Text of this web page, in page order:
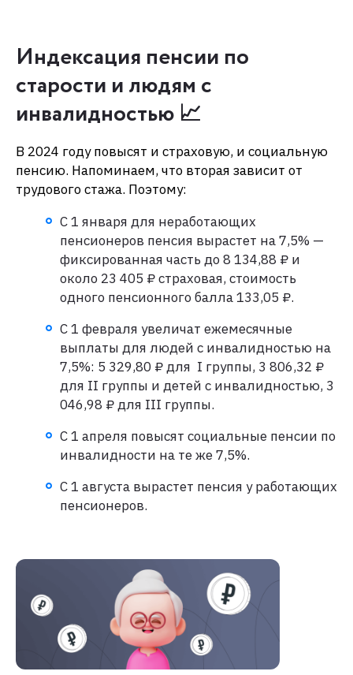
Индексация пенсии по
старости и людям с
инвалидностью 📈
В 2024 году повысят и страховую, и социальную
пенсию. Напоминаем, что вторая зависит от
трудового стажа. Поэтому:
С 1 января для неработающих
пенсионеров пенсия вырастет на 7,5% —
фиксированная часть до 8 134,88 ₽ и
около 23 405 ₽ страховая, стоимость
одного пенсионного балла 133,05 ₽.
С 1 февраля увеличат ежемесячные
выплаты для людей с инвалидностью на
7,5%: 5 329,80 ₽ для I группы, 3 806,32 ₽
для II группы и детей с инвалидностью, 3
046,98 ₽ для III группы.
С 1 апреля повысят социальные пенсии по
инвалидности на те же 7,5%.
С 1 августа вырастет пенсия у работающих
пенсионеров.